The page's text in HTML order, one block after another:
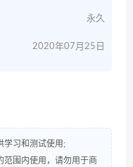
永久
2020年07月25日
学习和测试使用;
范围内使用，请勿用于商